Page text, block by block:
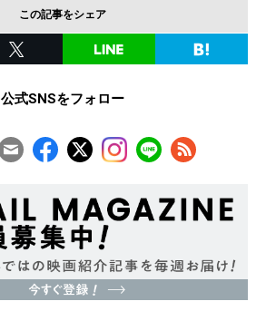
この記事をシェア
公式SNSをフォロー